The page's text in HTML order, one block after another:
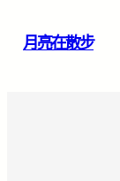
月亮在散步